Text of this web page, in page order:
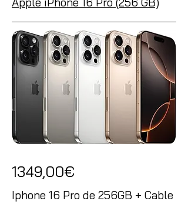
1349,00€
Iphone 16 Pro de 256GB + Cable